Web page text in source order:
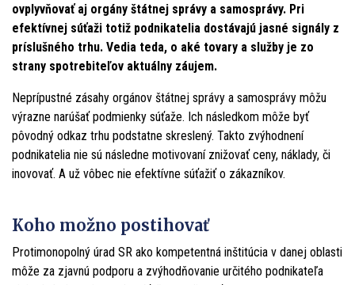
ovplyvňovať aj orgány štátnej správy a samosprávy. Pri
efektívnej súťaži totiž podnikatelia dostávajú jasné signály z
príslušného trhu. Vedia teda, o aké tovary a služby je zo
strany spotrebiteľov aktuálny záujem.
Neprípustné zásahy orgánov štátnej správy a samosprávy môžu
výrazne narúšať podmienky súťaže. Ich následkom môže byť
pôvodný odkaz trhu podstatne skreslený. Takto zvýhodnení
podnikatelia nie sú následne motivovaní znižovať ceny, náklady, či
inovovať. A už vôbec nie efektívne súťažiť o zákazníkov.
Koho možno postihovať
Protimonopolný úrad SR ako kompetentná inštitúcia v danej oblasti
môže za zjavnú podporu a zvýhodňovanie určitého podnikateľa